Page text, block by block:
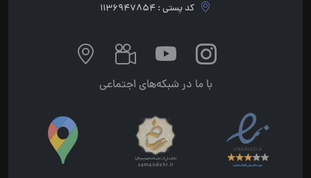
کد پستی : 1136947854
با ما در شبکه‌های اجتماعی